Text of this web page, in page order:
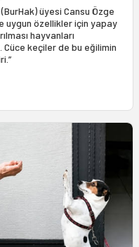
üyesi Cansu Özge
uygun özellikler için yapay
hayvanları
keçiler de bu eğilimin